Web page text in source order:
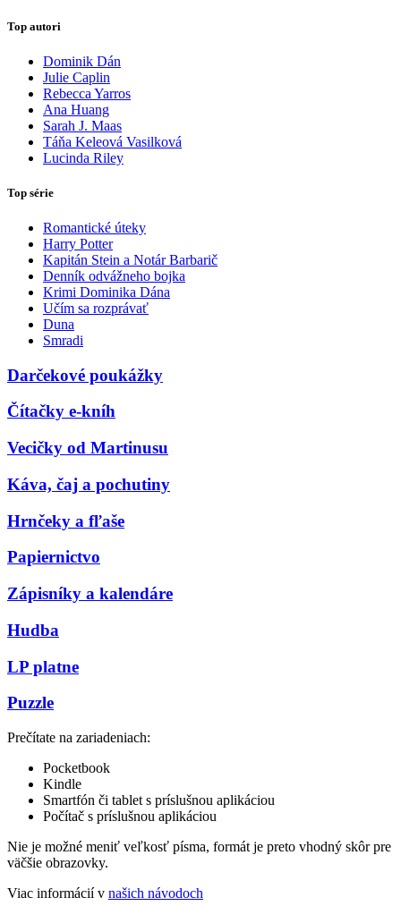
Top autori
Dominik Dán
Julie Caplin
Rebecca Yarros
Ana Huang
Sarah J. Maas
Táňa Keleová Vasilková
Lucinda Riley
Top série
Romantické úteky
Harry Potter
Kapitán Stein a Notár Barbarič
Denník odvážneho bojka
Krimi Dominika Dána
Učím sa rozprávať
Duna
Smradi
Darčekové poukážky
Čítačky e-kníh
Vecičky od Martinusu
Káva, čaj a pochutiny
Hrnčeky a fľaše
Papiernictvo
Zápisníky a kalendáre
Hudba
LP platne
Puzzle
Prečítate na zariadeniach:
Pocketbook
Kindle
Smartfón či tablet s príslušnou aplikáciou
Počítač s príslušnou aplikáciou
Nie je možné meniť veľkosť písma, formát je preto vhodný skôr pre
väčšie obrazovky.
Viac informácií v našich návodoch